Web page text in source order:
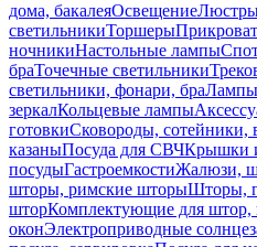
дома, бакалеяОсвещение
светильникиТоршеры
ночникиНастольные лампы
браТочечные светильники
светильники, фонари, браЛампы
зеркалКольцевые лампы
готовкиСковороды, сотейники,
казаныПосуда для СВЧКрышки
посудыГастроемкостиЖалюзи,
шторы, римские шторыШторы,
шторКомплектующие для штор,
оконЭлектроприводные